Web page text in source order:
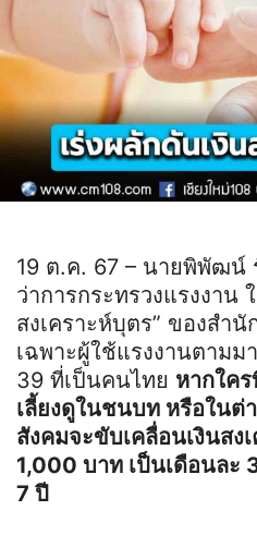
19 ต.ค. 67 – นายพิพัฒน์
ว่าการกระทรวงแรงงาน
สงเคราะห์บุตร” ของสำ
เฉพาะผู้ใช้แรงงานตามม
39 ที่เป็นคนไทย หากใค
เลี้ยงดูในชนบท หรือในต่
สังคมจะขับเคลื่อนเงินสง
1,000 บาท เป็นเดือนละ
7 ปี